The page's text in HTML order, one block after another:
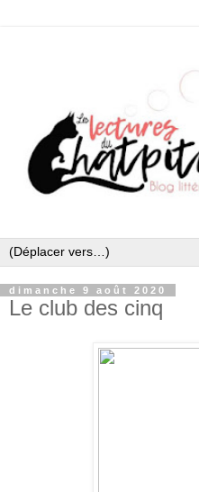
dimanche 9 août 2020
Le club des cinq